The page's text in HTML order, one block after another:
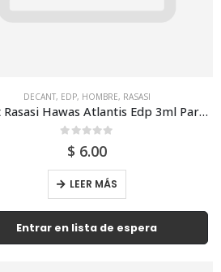
DECANT, EDP, HOMBRE, RASASI
Decant Rasasi Hawas Atlantis Edp 3ml Para Hombre
out of 5
$ 6.00
LEER MÁS
Entrar en lista de espera